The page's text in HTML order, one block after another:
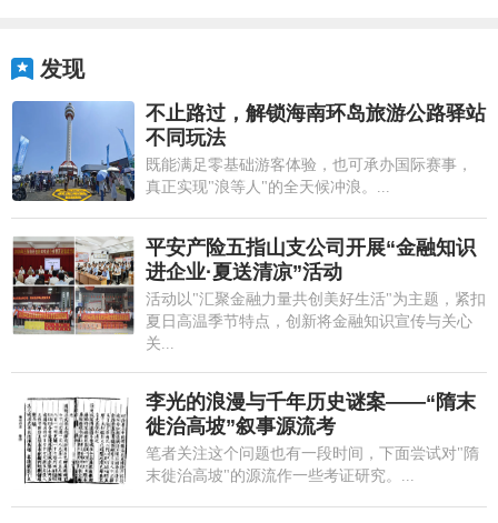
发现
不止路过，解锁海南环岛旅游公路驿站
不同玩法
既能满足零基础游客体验，也可承办国际赛事，
真正实现"浪等人"的全天候冲浪。...
平安产险五指山支公司开展“金融知识
进企业·夏送清凉”活动
活动以"汇聚金融力量共创美好生活"为主题，紧扣
夏日高温季节特点，创新将金融知识宣传与关心
关...
李光的浪漫与千年历史谜案——“隋末
徙治高坡”叙事源流考
笔者关注这个问题也有一段时间，下面尝试对"隋
末徙治高坡"的源流作一些考证研究。...